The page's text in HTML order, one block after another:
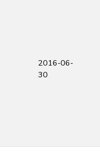
2016-06-
30